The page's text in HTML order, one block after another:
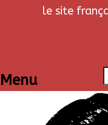
le site
Menu